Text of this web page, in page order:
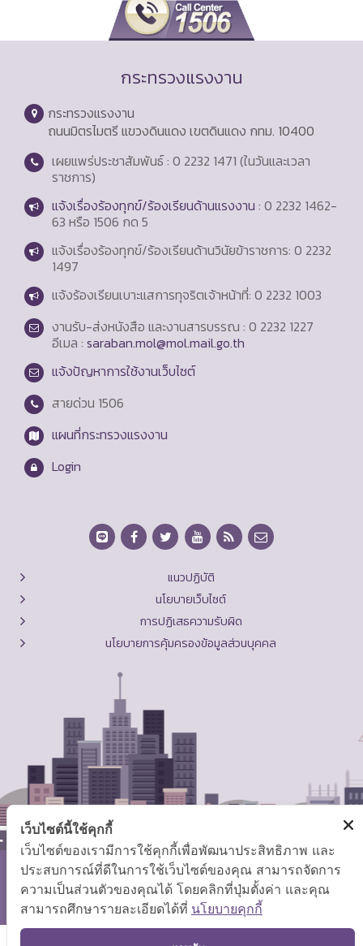
กระทรวงแรงงาน
กระทรวงแรงงาน
ถนนมิตรไมตรี แขวงดินแดง เขตดินแดง กทม. 10400
เผยแพร่ประชาสัมพันธ์ : 0 2232 1471 (ในวันและเวลา
ราชการ)
แจ้งเรื่องร้องทุกข์/ร้องเรียนด้านแรงงาน : 0 2232 1462-
63 หรือ 1506 กด 5
แจ้งเรื่องร้องทุกข์/ร้องเรียนด้านวินัยข้าราชการ: 0 2232
1497
แจ้งร้องเรียนเบาะแสการทุจริตเจ้าหน้าที่: 0 2232 1003
งานรับ-ส่งหนังสือ และงานสารบรรณ : 0 2232 1227
อีเมล : saraban.mol@mol.mail.go.th
แจ้งปัญหาการใช้งานเว็บไซต์
สายด่วน 1506
แผนที่กระทรวงแรงงาน
Login
แนวปฏิบัติ
นโยบายเว็บไซต์
การปฏิเสธความรับผิด
นโยบายการคุ้มครองข้อมูลส่วนบุคคล
สงวนลิขสิทธิ์ © 2569 กระทรวงแรงงาน
แผนผังเว็บไซต์| คำถามที่พบบ่อย
TOP
เว็บไซต์นี้ใช้คุกกี้
เว็บไซต์ของเรามีการใช้คุกกี้เพื่อพัฒนาประสิทธิภาพ และ
ประสบการณ์ที่ดีในการใช้เว็บไซต์ของคุณ สามารถจัดการ
ความเป็นส่วนตัวของคุณได้ โดยคลิกที่ปุ่มตั้งค่า และคุณ
สามารถศึกษารายละเอียดได้ที่ นโยบายคุกกี้